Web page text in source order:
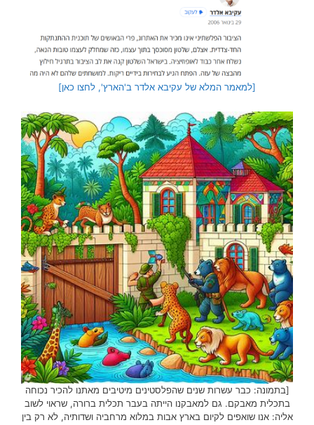
[למאמר המלא של עקיבא אלדר ב'הארץ', לחצו כאן]
[בתמונה: כבר עשרות שנים שהפלסטינים מיטיבים מאתנו להכיר נכוחה
בתכלית מאבקם. גם למאבקנו הייתה בעבר תכלית ברורה, שראוי לשוב
אליה: אנו שואפים לקיום בארץ אבות במלוא מרחביה ושדותיה, לא רק בין